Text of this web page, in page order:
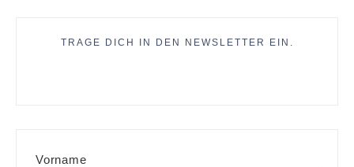
TRAGE DICH IN DEN NEWSLETTER EIN.
Vorname